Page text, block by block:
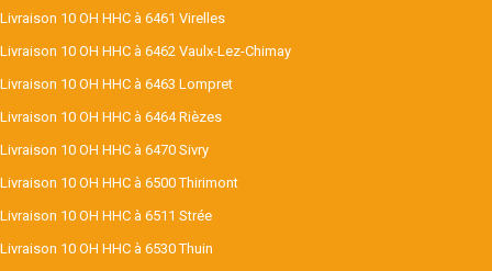
Livraison 10 OH HHC à 6461 Virelles
Livraison 10 OH HHC à 6462 Vaulx-Lez-Chimay
Livraison 10 OH HHC à 6463 Lompret
Livraison 10 OH HHC à 6464 Rièzes
Livraison 10 OH HHC à 6470 Sivry
Livraison 10 OH HHC à 6500 Thirimont
Livraison 10 OH HHC à 6511 Strée
Livraison 10 OH HHC à 6530 Thuin